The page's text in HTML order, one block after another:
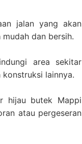
jalan yang akan
dan bersih.
area sekitar
lainnya.
hijau butek Mappi
atau pergeseran